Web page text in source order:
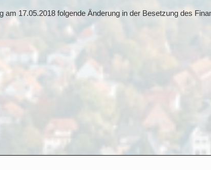
17.05.2018 folgende Änderung in der Besetzung des